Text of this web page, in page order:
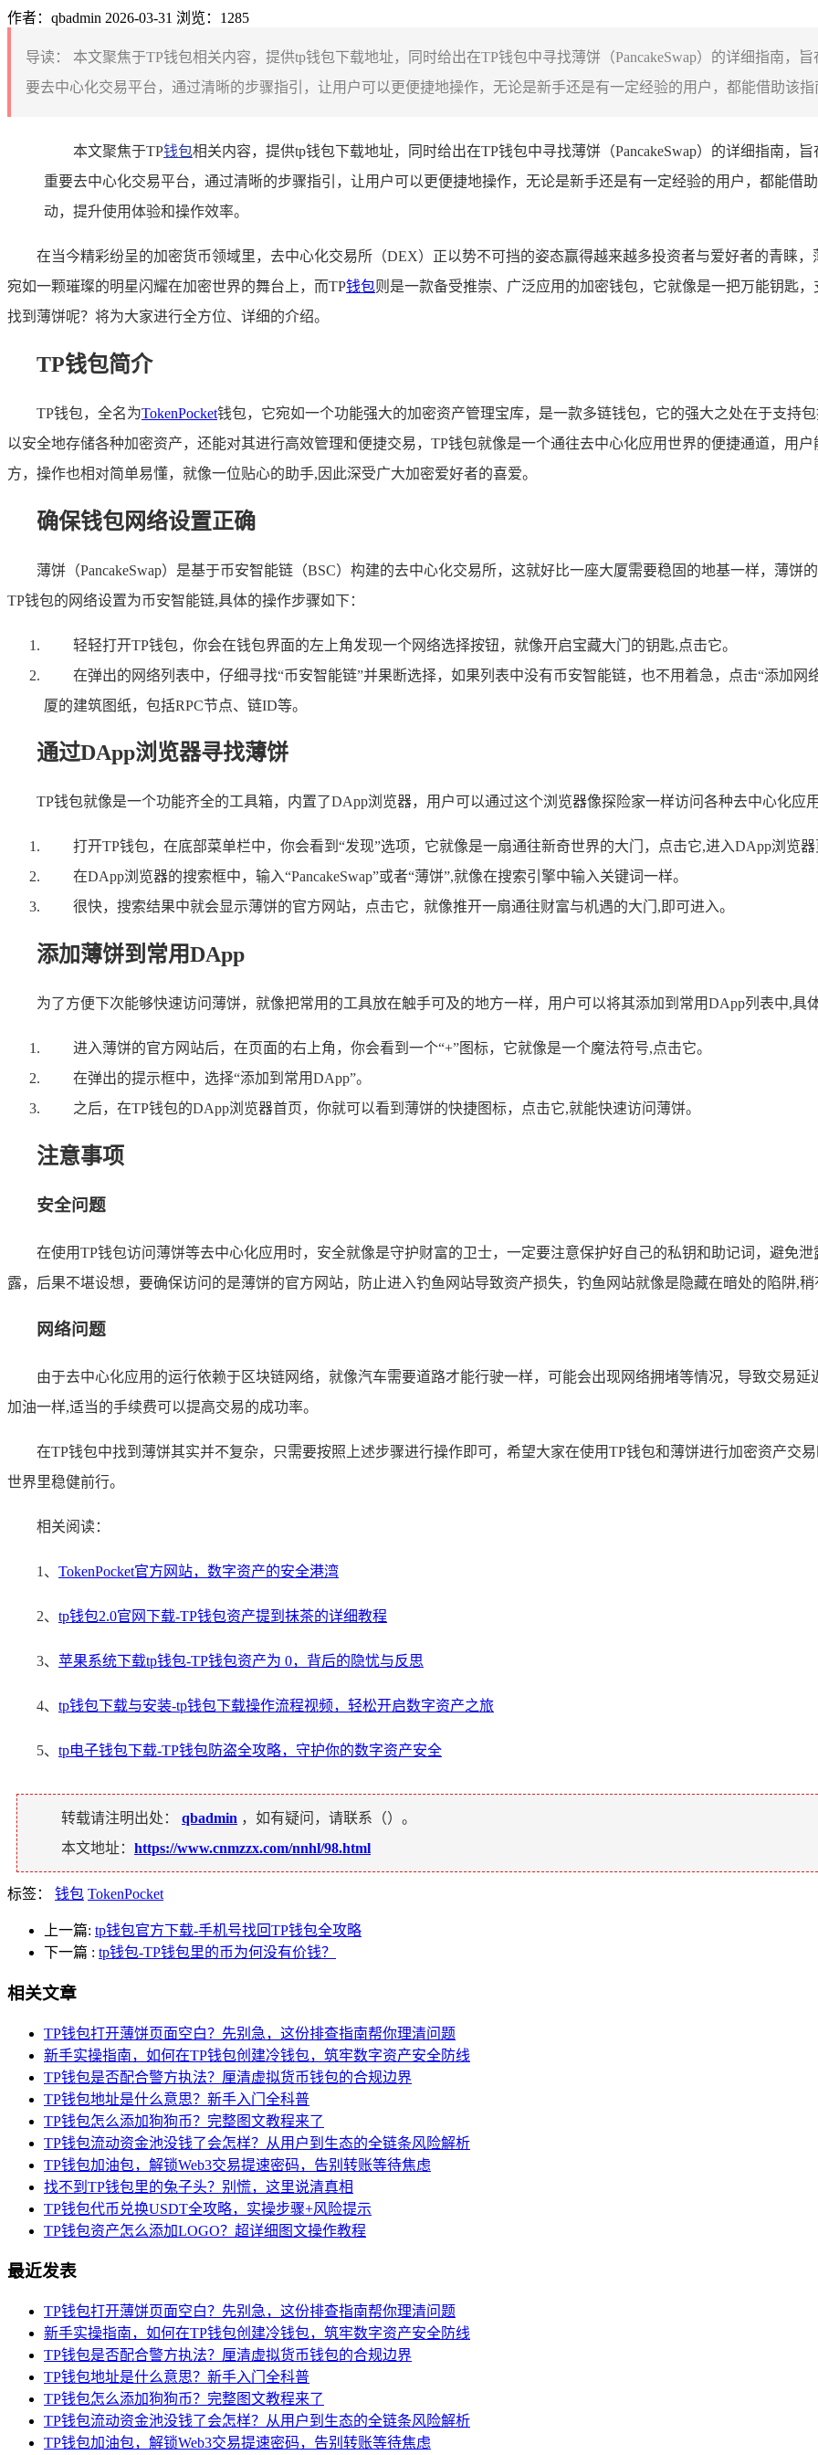
作者：qbadmin 2026-03-31 浏览：1285
导读：
本文聚焦于TP钱包相关内容，提供tp钱包下载地址，同时给出在TP钱包中寻找薄饼（PancakeSwap）的详细指南，
要去中心化交易平台，通过清晰的步骤指引，让用户可以更便捷地操作，无论是新手还是有一定经验的用户，都能借助该指
本文聚焦于TP钱包相关内容，提供tp钱包下载地址，同时给出在TP钱包中寻找薄饼（PancakeSwap）的详细指南，
重要去中心化交易平台，通过清晰的步骤指引，让用户可以更便捷地操作，无论是新手还是有一定经验的用户，都能借
动，提升使用体验和操作效率。
在当今精彩纷呈的加密货币领域里，去中心化交易所（DEX）正以势不可挡的姿态赢得越来越多投资者与爱好者的青睐，
宛如一颗璀璨的明星闪耀在加密世界的舞台上，而TP钱包则是一款备受推崇、广泛应用的加密钱包，它就像是一把万能钥匙
找到薄饼呢？将为大家进行全方位、详细的介绍。
TP钱包简介
TP钱包，全名为TokenPocket钱包，它宛如一个功能强大的加密资产管理宝库，是一款多链钱包，它的强大之处在于支持
以安全地存储各种加密资产，还能对其进行高效管理和便捷交易，TP钱包就像是一个通往去中心化应用世界的便捷通道，用
方，操作也相对简单易懂，就像一位贴心的助手,因此深受广大加密爱好者的喜爱。
确保钱包网络设置正确
薄饼（PancakeSwap）是基于币安智能链（BSC）构建的去中心化交易所，这就好比一座大厦需要稳固的地基一样，薄
TP钱包的网络设置为币安智能链,具体的操作步骤如下：
轻轻打开TP钱包，你会在钱包界面的左上角发现一个网络选择按钮，就像开启宝藏大门的钥匙,点击它。
在弹出的网络列表中，仔细寻找“币安智能链”并果断选择，如果列表中没有币安智能链，也不用着急，点击“添加
厦的建筑图纸，包括RPC节点、链ID等。
通过DApp浏览器寻找薄饼
TP钱包就像是一个功能齐全的工具箱，内置了DApp浏览器，用户可以通过这个浏览器像探险家一样访问各种去中心化应
打开TP钱包，在底部菜单栏中，你会看到“发现”选项，它就像是一扇通往新奇世界的大门，点击它,进入DApp浏览器
在DApp浏览器的搜索框中，输入“PancakeSwap”或者“薄饼”,就像在搜索引擎中输入关键词一样。
很快，搜索结果中就会显示薄饼的官方网站，点击它，就像推开一扇通往财富与机遇的大门,即可进入。
添加薄饼到常用DApp
为了方便下次能够快速访问薄饼，就像把常用的工具放在触手可及的地方一样，用户可以将其添加到常用DApp列表中,具
进入薄饼的官方网站后，在页面的右上角，你会看到一个“+”图标，它就像是一个魔法符号,点击它。
在弹出的提示框中，选择“添加到常用DApp”。
之后，在TP钱包的DApp浏览器首页，你就可以看到薄饼的快捷图标，点击它,就能快速访问薄饼。
注意事项
安全问题
在使用TP钱包访问薄饼等去中心化应用时，安全就像是守护财富的卫士，一定要注意保护好自己的私钥和助记词，避免
露，后果不堪设想，要确保访问的是薄饼的官方网站，防止进入钓鱼网站导致资产损失，钓鱼网站就像是隐藏在暗处的陷阱,稍
网络问题
由于去中心化应用的运行依赖于区块链网络，就像汽车需要道路才能行驶一样，可能会出现网络拥堵等情况，导致交易
加油一样,适当的手续费可以提高交易的成功率。
在TP钱包中找到薄饼其实并不复杂，只需要按照上述步骤进行操作即可，希望大家在使用TP钱包和薄饼进行加密资产交
世界里稳健前行。
相关阅读：
1、 TokenPocket官方网站，数字资产的安全港湾
2、 tp钱包2.0官网下载-TP钱包资产提到抹茶的详细教程
3、 苹果系统下载tp钱包-TP钱包资产为 0，背后的隐忧与反思
4、 tp钱包下载与安装-tp钱包下载操作流程视频，轻松开启数字资产之旅
5、 tp电子钱包下载-TP钱包防盗全攻略，守护你的数字资产安全
转载请注明出处： qbadmin ，如有疑问，请联系（）。
本文地址： https://www.cnmzzx.com/nnhl/98.html
标签： 钱包 TokenPocket
上一篇: tp钱包官方下载-手机号找回TP钱包全攻略
下一篇 : tp钱包-TP钱包里的币为何没有价钱？
相关文章
TP钱包打开薄饼页面空白？先别急，这份排查指南帮你理清问题
新手实操指南，如何在TP钱包创建冷钱包，筑牢数字资产安全防线
TP钱包是否配合警方执法？厘清虚拟货币钱包的合规边界
TP钱包地址是什么意思？新手入门全科普
TP钱包怎么添加狗狗币？完整图文教程来了
TP钱包流动资金池没钱了会怎样？从用户到生态的全链条风险解析
TP钱包加油包，解锁Web3交易提速密码，告别转账等待焦虑
找不到TP钱包里的兔子头？别慌，这里说清真相
TP钱包代币兑换USDT全攻略，实操步骤+风险提示
TP钱包资产怎么添加LOGO？超详细图文操作教程
最近发表
TP钱包打开薄饼页面空白？先别急，这份排查指南帮你理清问题
新手实操指南，如何在TP钱包创建冷钱包，筑牢数字资产安全防线
TP钱包是否配合警方执法？厘清虚拟货币钱包的合规边界
TP钱包地址是什么意思？新手入门全科普
TP钱包怎么添加狗狗币？完整图文教程来了
TP钱包流动资金池没钱了会怎样？从用户到生态的全链条风险解析
TP钱包加油包，解锁Web3交易提速密码，告别转账等待焦虑